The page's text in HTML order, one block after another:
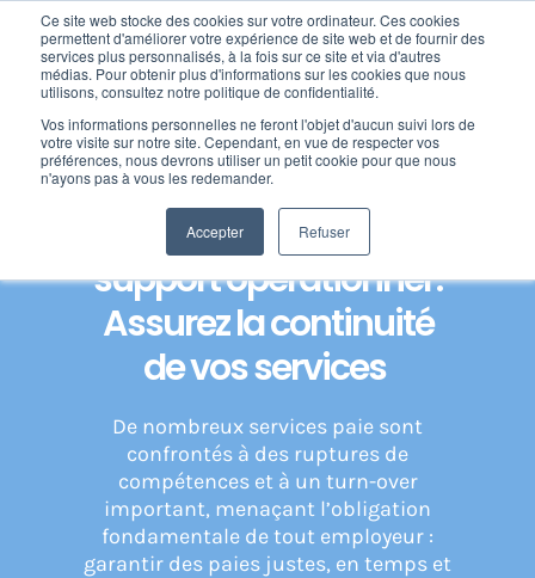
Ce site web stocke des cookies sur votre ordinateur. Ces cookies
permettent d'améliorer votre expérience de site web et de fournir des
services plus personnalisés, à la fois sur ce site et via d'autres
médias. Pour obtenir plus d'informations sur les cookies que nous
utilisons, consultez notre politique de confidentialité.
Vos informations personnelles ne feront l'objet d'aucun suivi lors de
votre visite sur notre site. Cependant, en vue de respecter vos
préférences, nous devrons utiliser un petit cookie pour que nous
n'ayons pas à vous les redemander.
Accepter Refuser
Passer
contenu
Nos offres
Formation
Nos clients
Fortify
Ressources
Support
Home»Expertise paie : votre expert en gestion de la paie»Support
opérationnel et expertise Paie : Assurez la continuité de vos services
Expertise paie et
support opérationnel :
Assurez la continuité
de vos services
De nombreux services paie sont
confrontés à des ruptures de
compétences et à un turn-over
important, menaçant l’obligation
fondamentale de tout employeur :
garantir des paies justes, en temps et